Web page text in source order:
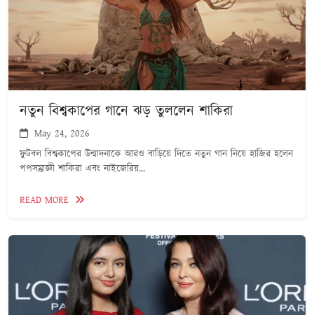
নতুন বিশ্বকাপের গানে ঝড় তুললেন শাকিরা
May 24, 2026
ফুটবল বিশ্বকাপের উন্মাদনাকে আরও বাড়িয়ে দিতে নতুন গান নিয়ে হাজির হলেন
পপসম্রাজ্ঞী শাকিরা এবং নাইজেরিয়...
READ MORE